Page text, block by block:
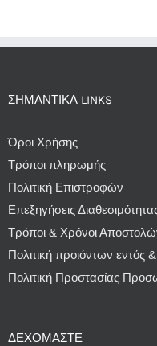
ΣΗΜΑΝΤΙΚΆ LINKS
Όροι Χρήσης
Τρόποι πληρωμής
Πολιτική Επιστροφών
Επεξηγήσεις
Τρόποι & Χρόνοι
Πολιτική προιόντων εντός
Πολιτική Προστασίας
ΔΕΧΌΜΑΣΤΕ